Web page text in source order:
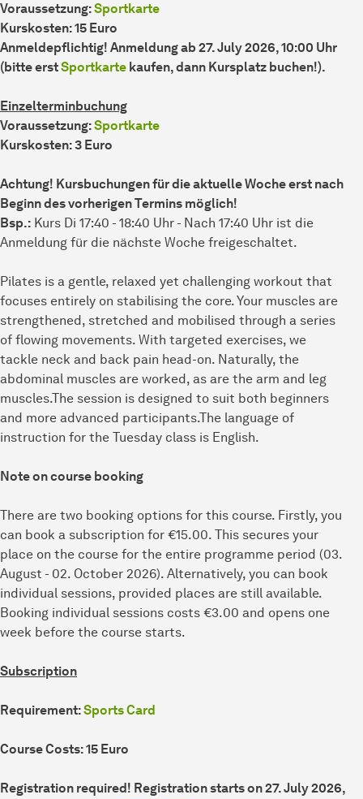
Voraussetzung:Sportkarte
Kurskosten: 15 Euro
Anmeldepflichtig! Anmeldung ab 27. July 2026, 10:00 Uhr
(bitte erstSportkarte kaufen, dann Kursplatz buchen!).
Einzelterminbuchung
Voraussetzung:Sportkarte
Kurskosten: 3 Euro
Achtung! Kursbuchungen für die aktuelle Woche erst nach
Beginn des vorherigen Termins möglich!
Bsp.: Kurs Di 17:40 - 18:40 Uhr - Nach 17:40 Uhr ist die
Anmeldung für die nächste Woche freigeschaltet.
Pilates is a gentle, relaxed yet challenging workout that
focuses entirely on stabilising the core. Your muscles are
strengthened, stretched and mobilised through a series
of flowing movements. With targeted exercises, we
tackle neck and back pain head-on. Naturally, the
abdominal muscles are worked, as are the arm and leg
muscles.The session is designed to suit both beginners
and more advanced participants.The language of
instruction for the Tuesday class is English.
Note on course booking
There are two booking options for this course. Firstly, you
can book a subscription for €15.00. This secures your
place on the course for the entire programme period (03.
August - 02. October 2026). Alternatively, you can book
individual sessions, provided places are still available.
Booking individual sessions costs €3.00 and opens one
week before the course starts.
Subscription
Requirement:Sports Card
Course Costs: 15 Euro
Registration required! Registration starts on 27. July 2026,